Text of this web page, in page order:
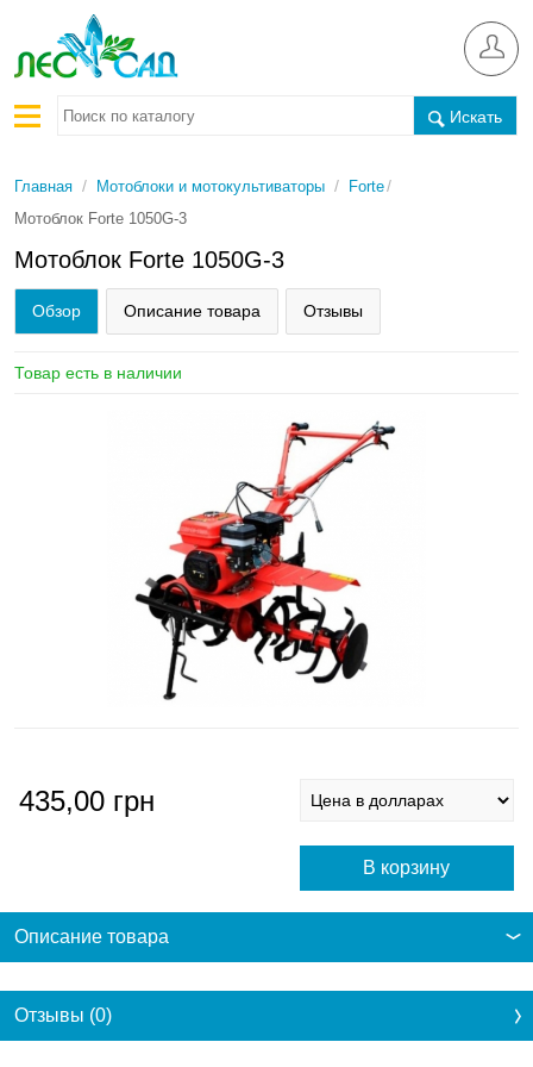
Искать
Главная / Мотоблоки и мотокультиваторы / Forte/
Мотоблок Forte 1050G-3
Мотоблок Forte 1050G-3
Обзор Описание товара Отзывы
Товар есть в наличии
435,00 грн
Описание товара
Отзывы (0)